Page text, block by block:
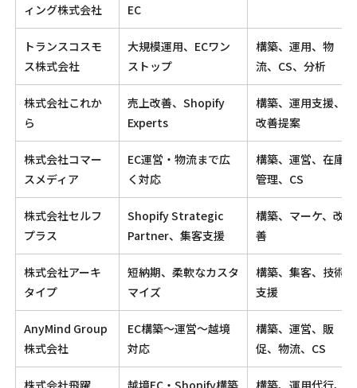
ィング株式会社
EC
トランスコスモ
ス株式会社
大規模運用、ECワン
ストップ
構築、運用、物
流、CS、分析
株式会社これか
ら
売上改善、Shopify
Experts
構築、運用支援、
改善提案
株式会社コマー
スメディア
EC運営・物流まで広
く対応
構築、運営、在庫
管理、CS
株式会社セルフ
プラス
Shopify Strategic
Partner、集客支援
構築、マーケ、改
善
株式会社アーキ
タイプ
短納期、柔軟なカスタ
マイズ
構築、集客、技術
支援
AnyMind Group
株式会社
EC構築〜運営〜越境
対応
構築、運営、販
促、物流、CS
株式会社飛躍 越境EC・Shopify構築
構築、運用代行、